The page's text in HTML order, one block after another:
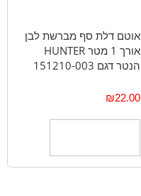
אוטם דלת סף מברשת לבן
אורך 1 מטר HUNTER
הנטר דגם 151210-003
₪22.00